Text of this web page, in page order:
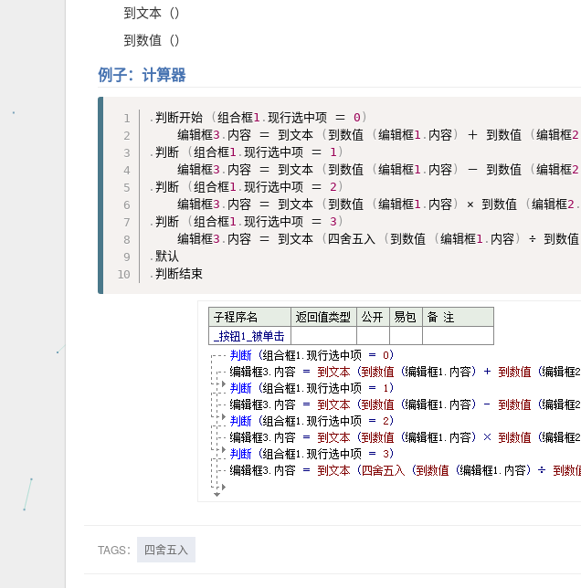
到文本（）
到数值（）
例子：计算器
.判断开始 (组合框1 .现行选中项 ＝ 0 )
    编辑框
3 . 内容 ＝ 到文本 ( 到数值 (编辑框1 . 内容 ) ＋ 到数值 (编辑框2
.判断 (组合框1 .现行选中项 ＝ 1 )
    编辑框
3 . 内容 ＝ 到文本 ( 到数值 (编辑框1 . 内容 ) － 到数值 (编辑框2
.判断 (组合框1 .现行选中项 ＝ 2 )
    编辑框
3 . 内容 ＝ 到文本 ( 到数值 (编辑框1 . 内容 ) × 到数值 (编辑框2 .
.判断 (组合框1 .现行选中项 ＝ 3 )
    编辑框
3 . 内容 ＝ 到文本 ( 四舍五入 ( 到数值 (编辑框1 . 内容 ) ÷ 到数值
.
.判断结束
TAGS： 四舍五入